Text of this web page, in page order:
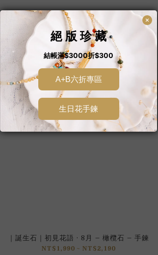
BIRTHSTONE
｜誕生石｜初見花語 · 8月 – 橄欖石 – 手鍊
NT$1,990 ~ NT$2,190